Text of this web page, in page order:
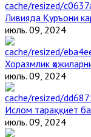
Ливияда Қуръони
июль. 09, 2024
Хоразмлик
июль. 09, 2024
Ислом тараққиёт
июль. 09, 2024